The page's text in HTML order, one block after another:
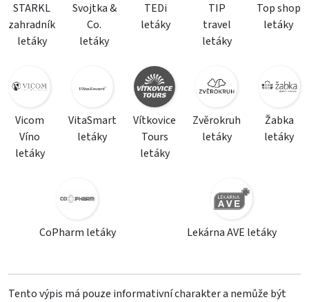
STARKL
zahradník
letáky
Svojtka &
Co.
letáky
TEDi
letáky
TIP
travel
letáky
Top shop
letáky
Vicom
Víno
letáky
VitaSmart
letáky
Vítkovice
Tours
letáky
Zvěrokruh
letáky
Žabka
letáky
CoPharm letáky Lekárna AVE letáky
Tento výpis má pouze informativní charakter a nemůže být